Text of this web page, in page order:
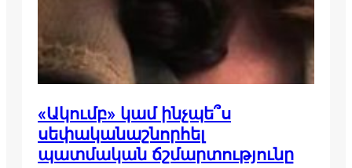
«Ակումբ» կամ ինչպե՞ս
սեփականաշնորհել
պատմական ճշմարտությունը